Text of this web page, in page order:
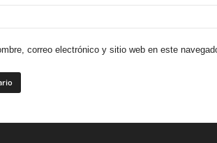
correo electrónico y sitio web en este